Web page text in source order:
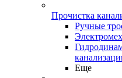
Прочистка
Ручные
Еще